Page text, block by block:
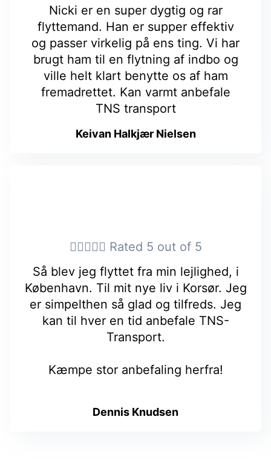
Nicki er en super dygtig og rar
flyttemand. Han er supper effektiv
og passer virkelig på ens ting. Vi har
brugt ham til en flytning af indbo og
ville helt klart benytte os af ham
fremadrettet. Kan varmt anbefale
TNS transport
Keivan Halkjær Nielsen
 Rated 5 out of 5
Så blev jeg flyttet fra min lejlighed, i
København. Til mit nye liv i Korsør. Jeg
er simpelthen så glad og tilfreds. Jeg
kan til hver en tid anbefale TNS-
Transport.
Kæmpe stor anbefaling herfra!
Dennis Knudsen